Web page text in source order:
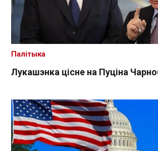
Лукашэнка цісне на Пуціна
Палітыка